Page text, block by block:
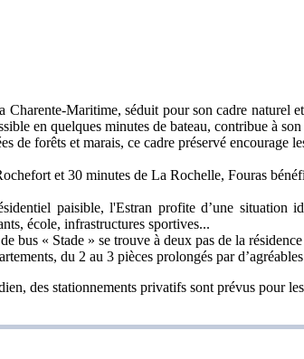
Charente-Maritime, séduit pour son cadre
en quelques minutes de bateau, contribue à
de forêts et marais, ce cadre préservé encourage
et 30 minutes de La Rochelle, Fouras
paisible, l'Estran profite d’une situation
école, infrastructures sportives...
bus « Stade » se trouve à deux pas de la
du 2 au 3 pièces prolongés par
des stationnements privatifs sont prévus pour